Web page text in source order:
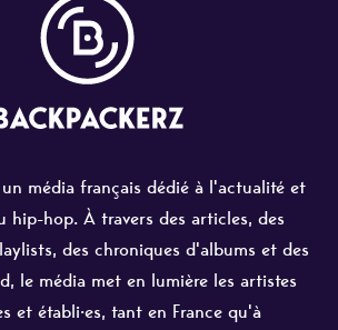
un média français dédié à l'actualité et
hip-hop. À travers des articles, des
des chroniques d'albums et des
le média met en lumière les artistes
et établi·es, tant en France qu'à